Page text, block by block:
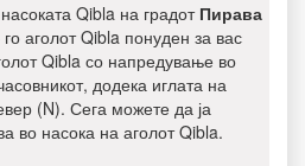
Qibla на градот Пирава
аголот Qibla понуден за вас
Qibla со напредување во
додека иглата на
(N). Сега можете да ја
во насока на аголот Qibla.